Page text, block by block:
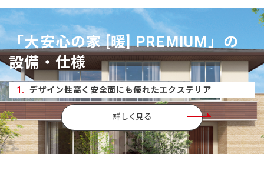
「大安心の家 [暖] PREMIUM」の
設備・仕様
1. デザイン性高く安全面にも優れたエクステリア
詳しく見る